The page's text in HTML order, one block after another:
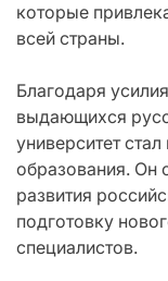
которые
всей страны.
Благодаря
выдающихся
университет
образования. Он
развития
подготовку
специалистов.